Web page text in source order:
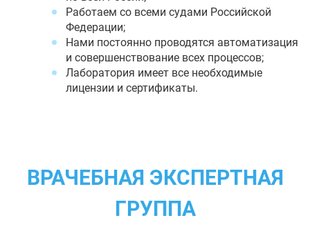
Работаем со всеми судами Российской
Федерации;
Нами постоянно проводятся автоматизация
и совершенствование всех процессов;
Лаборатория имеет все необходимые
лицензии и сертификаты.
ВРАЧЕБНАЯ ЭКСПЕРТНАЯ
ГРУППА